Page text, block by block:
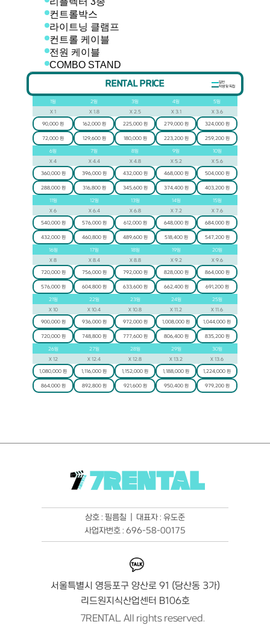
컨트롤박스
라이트닝 클램프
컨트롤 케이블
전원 케이블
COMBO STAND
RENTAL PRICE
일반
학생 및 독립
1일
X 1
2일
X 1.8
3일
X 2.5
4일
X 3.1
5일
X 3.6
90,000 원 162,000 원 225,000 원 279,000 원 324,000 원
72,000 원 129,600 원 180,000 원 223,200 원 259,200 원
6일
X 4
7일
X 4.4
8일
X 4.8
9일
X 5.2
10일
X 5.6
360,000 원 396,000 원 432,000 원 468,000 원 504,000 원
288,000 원 316,800 원 345,600 원 374,400 원 403,200 원
11일
X 6
12일
X 6.4
13일
X 6.8
14일
X 7.2
15일
X 7.6
540,000 원 576,000 원 612,000 원 648,000 원 684,000 원
432,000 원 460,800 원 489,600 원 518,400 원 547,200 원
16일
X 8
17일
X 8.4
18일
X 8.8
19일
X 9.2
20일
X 9.6
720,000 원 756,000 원 792,000 원 828,000 원 864,000 원
576,000 원 604,800 원 633,600 원 662,400 원 691,200 원
21일
X 10
22일
X 10.4
23일
X 10.8
24일
X 11.2
25일
X 11.6
900,000 원 936,000 원 972,000 원 1,008,000 원 1,044,000 원
720,000 원 748,800 원 777,600 원 806,400 원 835,200 원
26일
X 12
27일
X 12.4
28일
X 12.8
29일
X 13.2
30일
X 13.6
1,080,000 원 1,116,000 원 1,152,000 원 1,188,000 원 1,224,000 원
864,000 원 892,800 원 921,600 원 950,400 원 979,200 원
7RENTAL
상호 : 필름칠  |  대표자 : 유도준
사업자번호 : 696-58-00175
서울특별시 영등포구 양산로 91 (당산동 3가)
리드원지식산업센터 B106호
7RENTAL. All rights reserved.